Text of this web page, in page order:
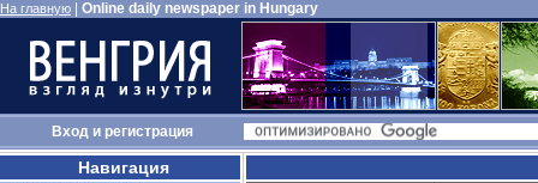
На главную Online daily newspaper in Hungary
Входи регистрация
Навигация